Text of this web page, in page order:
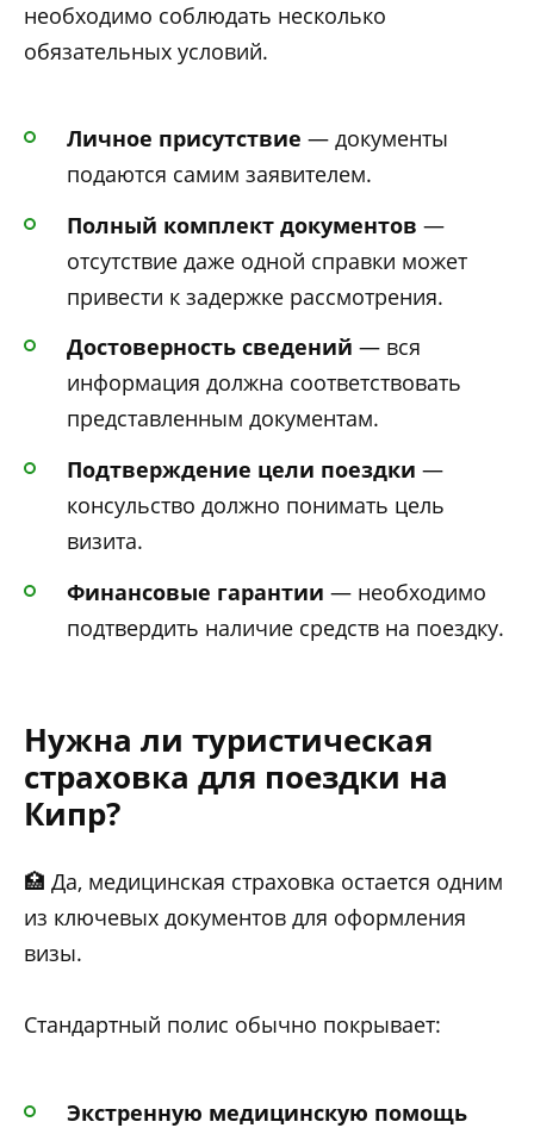
необходимо соблюдать несколько
обязательных условий.
Личное присутствие — документы
подаются самим заявителем.
Полный комплект документов —
отсутствие даже одной справки может
привести к задержке рассмотрения.
Достоверность сведений — вся
информация должна соответствовать
представленным документам.
Подтверждение цели поездки —
консульство должно понимать цель
визита.
Финансовые гарантии — необходимо
подтвердить наличие средств на поездку.
Нужна ли туристическая
страховка для поездки на
Кипр?
🏥 Да, медицинская страховка остается одним
из ключевых документов для оформления
визы.
Стандартный полис обычно покрывает:
Экстренную медицинскую помощь